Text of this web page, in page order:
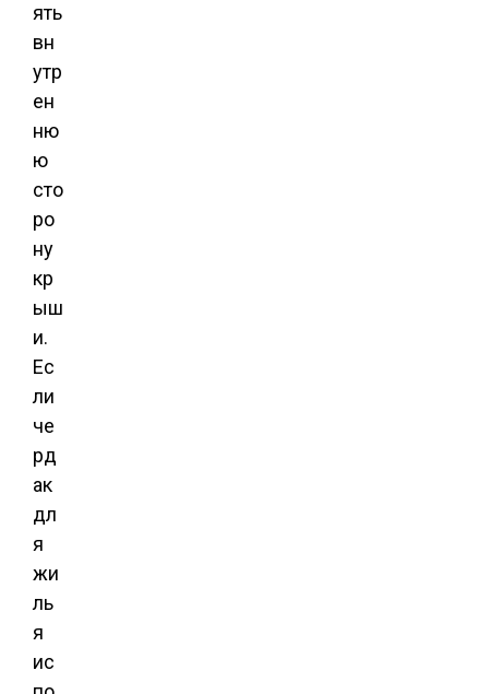
ять
вн
утр
ен
ню
ю
сто
ро
ну
кр
ыш
и.
Ес
ли
че
рд
ак
дл
я
жи
ль
я
ис